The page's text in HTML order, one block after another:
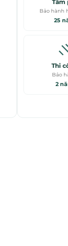
Tấm
Bảo hành
25
Thi
Bảo
2